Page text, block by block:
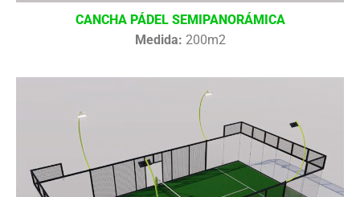
CANCHA PÁDEL SEMIPANORÁMICA
Medida: 200m2